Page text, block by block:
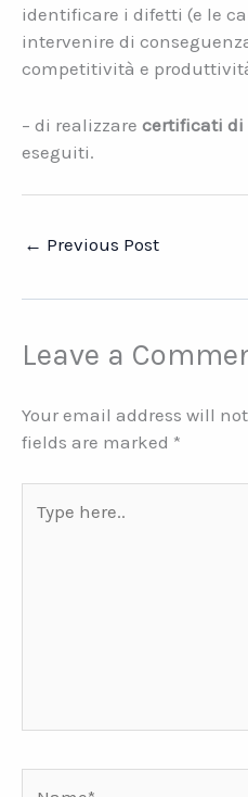
identificare i difetti (e le
intervenire di
competitività e
– di realizzare certificati
eseguiti.
← Previous Post
Leave a
Your email address will
fields are marked *
here..